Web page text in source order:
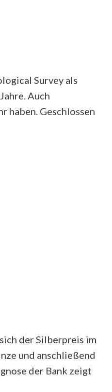
Survey als
Auch
haben. Geschlossen
der Silberpreis im
und anschließend
der Bank zeigt